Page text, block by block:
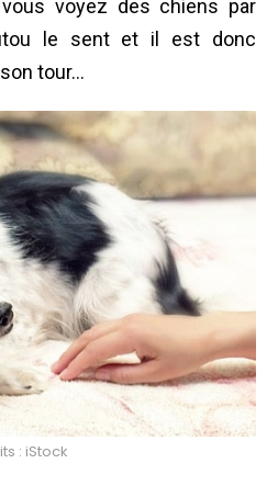
voyez des chiens par
le sent et il est donc
tour…
: iStock